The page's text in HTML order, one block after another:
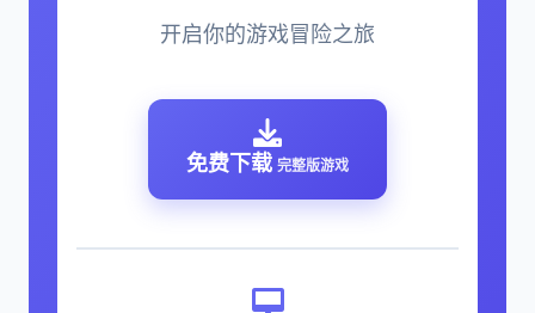
开启你的游戏冒险之旅
免费下载 完整版游戏